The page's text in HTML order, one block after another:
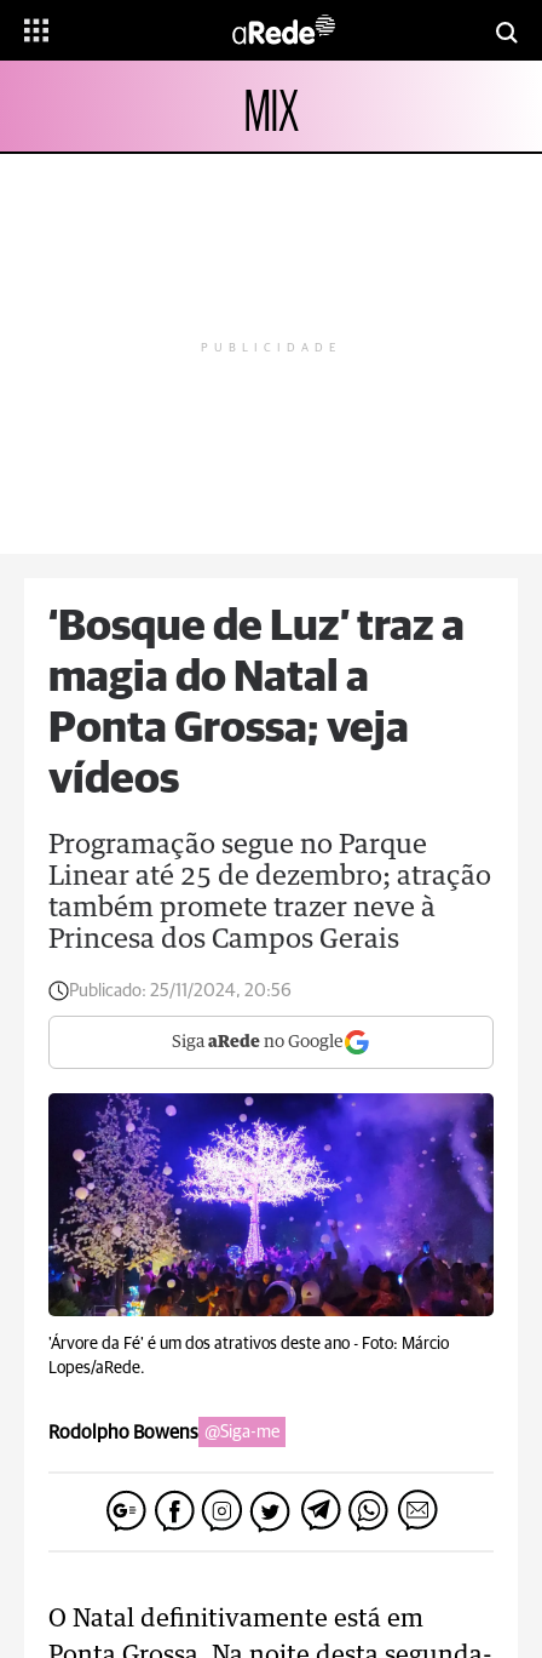
MIX
PUBLICIDADE
‘Bosque de Luz’ traz a
magia do Natal a
Ponta Grossa; veja
vídeos
Programação segue no Parque
Linear até 25 de dezembro; atração
também promete trazer neve à
Princesa dos Campos Gerais
Publicado: 25/11/2024, 20:56
Siga aRede no Google
'Árvore da Fé' é um dos atrativos deste ano - Foto: Márcio
Lopes/aRede.
Rodolpho Bowens @Siga-me
O Natal definitivamente está em